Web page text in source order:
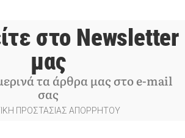
στο Newsletter
μας
τα άρθρα μας στο e-mail
σας
ΠΡΟΣΤΑΣΙΑΣ ΑΠΟΡΡΗΤΟΥ